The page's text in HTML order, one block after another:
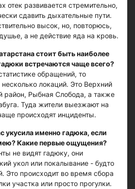
отек развивается стремительно,
сдавить дыхательные пути.
высок, но, повторюсь,
а не действие яда на кровь.
стоит быть наиболее
встречаются чаще всего?
обращений, то
локаций. Это Верхний
район, Рыбная Слобода, а также
Туда жители выезжают на
происходят инциденты.
укусила именно гадюка, если
Какие первые ощущения?
не видят гадюку, они
укол или покалывание - будто
Это происходит во время сбора
участка или просто прогулки.